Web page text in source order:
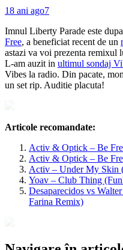
18 ani ago7
Imnul Liberty Parade este
Free, a beneficiat recent de un
astazi va voi prezenta remixul
L-am auzit in ultimul sondaj
Vibes la radio. Din pacate,
un set rip. Auditie placuta!
Articole recomandate:
Activ & Optick – Be
Activ & Optick – Be
Activ – Under My Skin
Yoav – Club Thing
Desaparecidos vs
Farina Remix)